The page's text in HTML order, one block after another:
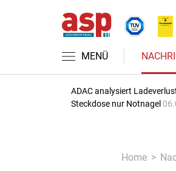
MENÜ
ADAC analysiert
Steckdose nur Notnagel
Home